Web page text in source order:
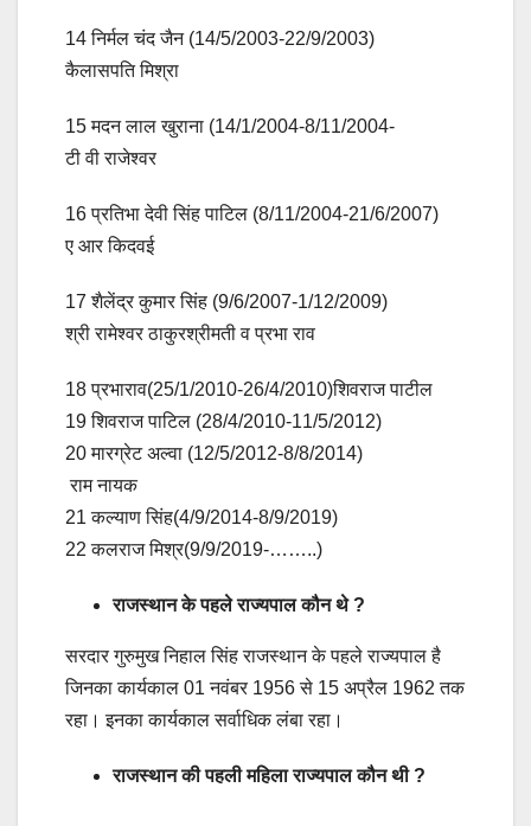
14 निर्मल चंद जैन (14/5/2003-22/9/2003)
कैलासपति मिश्रा
15 मदन लाल खुराना (14/1/2004-8/11/2004-
टी वी राजेश्वर
16 प्रतिभा देवी सिंह पाटिल (8/11/2004-21/6/2007)
ए आर किदवई
17 शैलेंद्र कुमार सिंह (9/6/2007-1/12/2009)
श्री रामेश्वर ठाकुरश्रीमती व प्रभा राव
18 प्रभाराव(25/1/2010-26/4/2010)शिवराज पाटील
19 शिवराज पाटिल (28/4/2010-11/5/2012)
20 मारग्रेट अल्वा (12/5/2012-8/8/2014)
राम नायक
21 कल्याण सिंह(4/9/2014-8/9/2019)
22 कलराज मिश्र(9/9/2019-……..)
राजस्थान के पहले राज्यपाल कौन थे ?
सरदार गुरुमुख निहाल सिंह राजस्थान के पहले राज्यपाल है
जिनका कार्यकाल 01 नवंबर 1956 से 15 अप्रैल 1962 तक
रहा। इनका कार्यकाल सर्वाधिक लंबा रहा।
राजस्थान की पहली महिला राज्यपाल कौन थी ?